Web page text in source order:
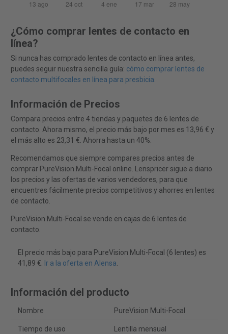
¿Cómo comprar lentes de contacto en
línea?
Si nunca has comprado lentes de contacto en línea antes,
puedes seguir nuestra sencilla guía: cómo comprar lentes de
contacto multifocales en línea para presbicia.
Información de Precios
Compara precios entre 4 tiendas y paquetes de 6 lentes de
contacto. Ahora mismo, el precio más bajo por mes es 13,96 € y
el más alto es 23,31 €. Ahorra hasta un 40%.
Recomendamos que siempre compares precios antes de
comprar PureVision Multi-Focal online. Lenspricer sigue a diario
los precios y las ofertas de varios vendedores, para que
encuentres fácilmente precios competitivos y ahorres en lentes
de contacto.
PureVision Multi-Focal se vende en cajas de 6 lentes de
contacto.
El precio más bajo para PureVision Multi-Focal (6 lentes) es
41,89 €. Ir a la oferta en Alensa.
Información del producto
Nombre PureVision Multi-Focal
Tiempo de uso Lentilla mensual